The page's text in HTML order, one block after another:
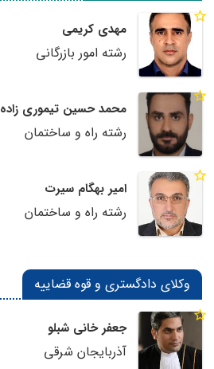
مهدی کریمی
رشته امور بازرگانی
محمد حسین تیموری زاده
رشته راه و ساختمان
امیر بهگام سیرت
رشته راه و ساختمان
وکلای دادگستری و قوه قضاییه
جعفر خانی شبلو
آذربایجان شرقی